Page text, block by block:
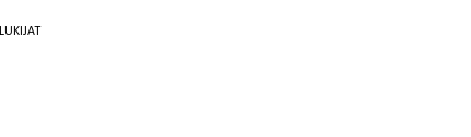
LUKIJAT